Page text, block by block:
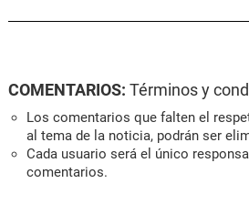
COMENTARIOS: Términos y
Los comentarios que falten el
al tema de la noticia, podrán ser
Cada usuario será el único
comentarios.